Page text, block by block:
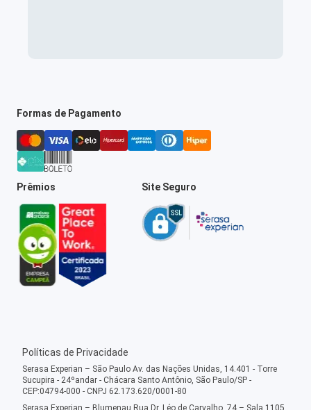
Formas de Pagamento
Prêmios Site Seguro
Políticas de Privacidade
Serasa Experian – São Paulo Av. das Nações Unidas, 14.401 - Torre
Sucupira - 24ºandar - Chácara Santo Antônio, São Paulo/SP -
CEP:04794-000 - CNPJ 62.173.620/0001-80
Serasa Experian – Blumenau Rua Dr. Léo de Carvalho, 74 – Sala 1105